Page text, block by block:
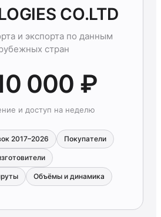
CO.LTD
и экспорта по данным
стран
000 ₽
и доступ на неделю
2017–2026 Покупатели
Объёмы и динамика